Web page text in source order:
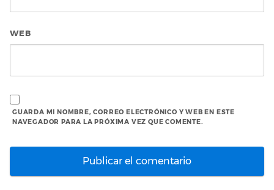
WEB
GUARDA MI NOMBRE, CORREO ELECTRÓNICO Y WEB EN ESTE
NAVEGADOR PARA LA PRÓXIMA VEZ QUE COMENTE.